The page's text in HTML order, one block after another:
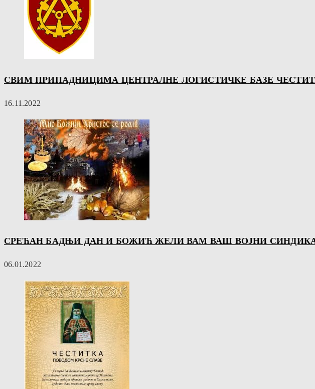
СВИМ ПРИПАДНИЦИМА ЦЕНТРАЛНЕ ЛОГИСТИЧКЕ БАЗЕ
16.11.2022
СРЕЋАН БАДЊИ ДАН И БОЖИЋ ЖЕЛИ ВАМ ВАШ ВОЈНИ
06.01.2022